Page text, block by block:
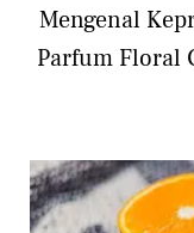
Mengenal
Parfum Floral